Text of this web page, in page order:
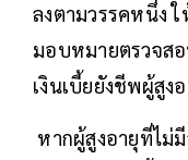
ลงตามวรรคหนึ่ง
มอบหมายตรวจสอ
เงินเบี้ยยังชีพผู้สูง
หากผู้สูงอายุที่ไม่